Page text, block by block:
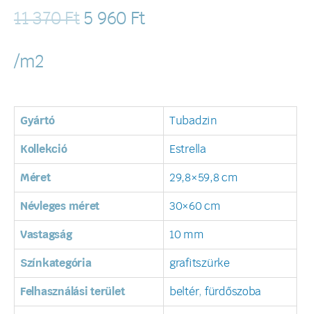
11 370Ft 5 960 Ft
/m2
Gyártó Tubadzin
Kollekció Estrella
Méret 29,8×59,8 cm
Névleges méret 30×60 cm
Vastagság 10 mm
Színkategória grafitszürke
Felhasználási terület beltér, fürdőszoba